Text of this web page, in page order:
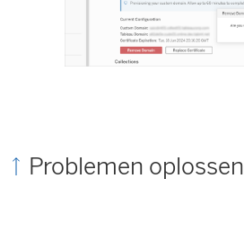
n
n
w
Problemen oplossen